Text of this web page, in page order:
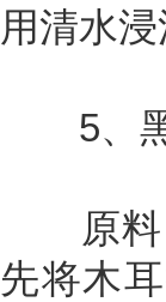
用清水
5、黑
原料：
先将木